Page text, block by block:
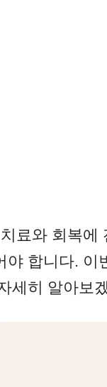
료와 회복
야 합니다.
세히 알아보